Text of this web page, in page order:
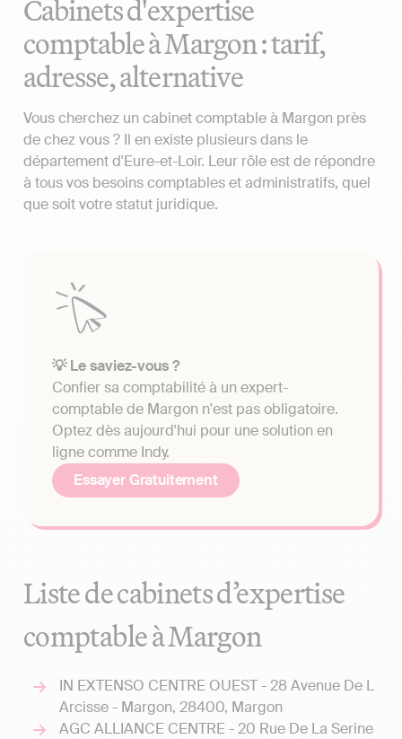
Cabinets d'expertise
comptable à Margon : tarif,
adresse, alternative
Vous cherchez un cabinet comptable à Margon près
de chez vous ? Il en existe plusieurs dans le
département d'Eure-et-Loir. Leur rôle est de répondre
à tous vos besoins comptables et administratifs, quel
que soit votre statut juridique.
💡 Le saviez-vous ?
Confier sa comptabilité à un expert-
comptable de Margon n'est pas obligatoire.
Optez dès aujourd'hui pour une solution en
ligne comme Indy.
Essayer Gratuitement
Liste de cabinets d’expertise
comptable à Margon
IN EXTENSO CENTRE OUEST - 28 Avenue De L
Arcisse - Margon, 28400, Margon
AGC ALLIANCE CENTRE - 20 Rue De La Serine